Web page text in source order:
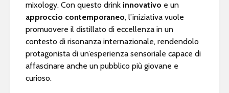
mixology. Con questo drink innovativo e un
approccio contemporaneo, l’iniziativa vuole
promuovere il distillato di eccellenza in un
contesto di risonanza internazionale, rendendolo
protagonista di un’esperienza sensoriale capace di
affascinare anche un pubblico più giovane e
curioso.